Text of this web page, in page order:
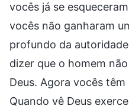
vocês já se
vocês não ganharam
profundo da
dizer que o homem
Deus. Agora vocês
Quando vê Deus